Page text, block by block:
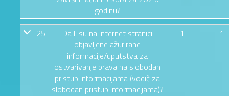
godinu?
25
Da li su na internet stranici
objavljene ažurirane
informacije/uputstva za
ostvarivanje prava na slobodan
pristup informacijama (vodič za
slobodan pristup informacijama)?
1 1